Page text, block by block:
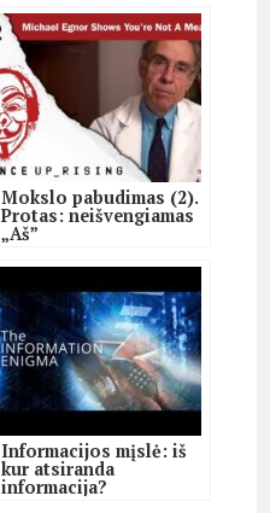
Mokslo pabudimas (2).
Protas: neišvengiamas
„Aš”
Informacijos mįslė: iš
kur atsiranda
informacija?